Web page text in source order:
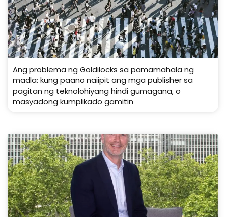
Ang problema ng Goldilocks sa pamamahala ng
madla: kung paano naiipit ang mga publisher sa
pagitan ng teknolohiyang hindi gumagana, o
masyadong kumplikado gamitin